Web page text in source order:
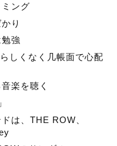
ング
り
強
しくなく几帳面で心配
楽を聴く
は、THE ROW、